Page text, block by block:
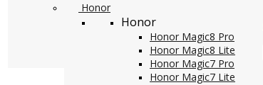
Honor
Honor
Honor Magic8 Pro
Honor Magic8 Lite
Honor Magic7 Pro
Honor Magic7 Lite